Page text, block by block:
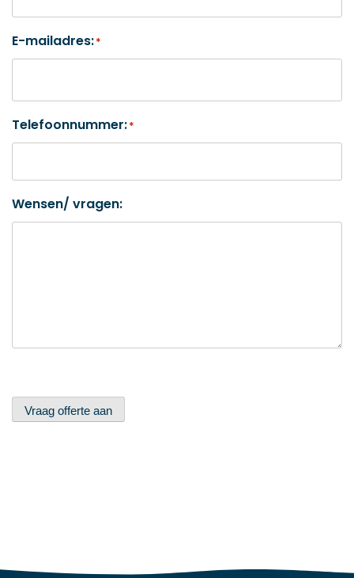
E-mailadres:*
Telefoonnummer:*
Wensen/ vragen:
Vraag offerte aan